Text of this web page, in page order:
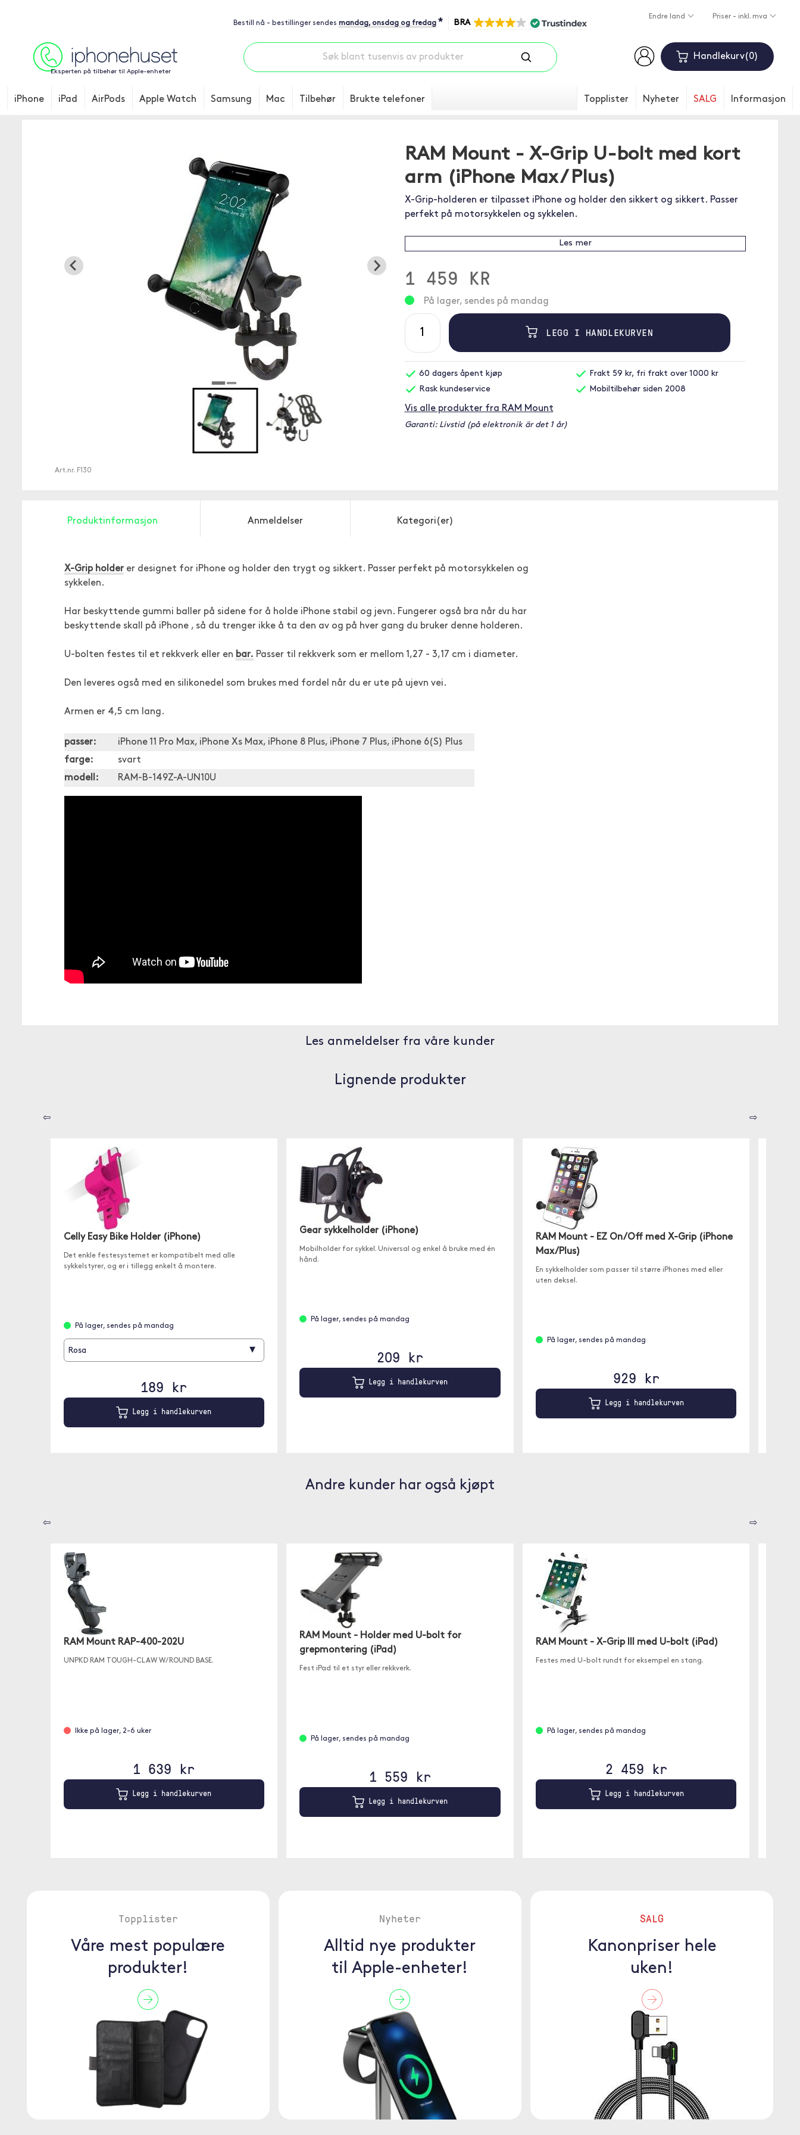
Bestill nå - bestillinger sendes mandag, onsdag og fredag * BRA
Endre land Priser - inkl. mva
Eksperten på tilbehør til Apple-enheter
Handlekurv 0
iPhone iPad AirPods Apple Watch Samsung Mac Tilbehør Brukte telefoner Topplister Nyheter SALG Informasjon
Art.nr. F130
RAM Mount - X-Grip U-bolt med kort
arm (iPhone Max / Plus)
X-Grip-holderen er tilpasset iPhone og holder den sikkert og sikkert. Passer
perfekt på motorsykkelen og sykkelen.
Les mer
1 459 KR
På lager, sendes på mandag
LEGG I HANDLEKURVEN
60 dagers åpent kjøp
Frakt 59 kr, fri frakt over 1000 kr
Rask kundeservice
Mobiltilbehør siden 2008
Vis alle produkter fra RAM Mount
Garanti: Livstid (på elektronik är det 1 år)
Produktinformasjon Anmeldelser Kategori(er)
X-Grip holder er designet for iPhone og holder den trygt og sikkert. Passer perfekt på motorsykkelen og
sykkelen.
Har beskyttende gummi baller på sidene for å holde iPhone stabil og jevn. Fungerer også bra når du har
beskyttende skall på iPhone , så du trenger ikke å ta den av og på hver gang du bruker denne holderen.
U-bolten festes til et rekkverk eller en bar. Passer til rekkverk som er mellom 1,27 - 3,17 cm i diameter.
Den leveres også med en silikonedel som brukes med fordel når du er ute på ujevn vei.
Armen er 4,5 cm lang.
passer:
iPhone 11 Pro Max, iPhone Xs Max, iPhone 8 Plus, iPhone 7 Plus, iPhone 6(S) Plus
farge:
svart
modell:
RAM-B-149Z-A-UN10U
Les anmeldelser fra våre kunder
Lignende produkter
⇦ ⇨
Celly Easy Bike Holder (iPhone)
Det enkle festesystemet er kompatibelt med alle
sykkelstyrer, og er i tillegg enkelt å montere.
På lager, sendes på mandag
Rosa ▾
189 kr
Legg i handlekurven
Gear sykkelholder (iPhone)
Mobilholder for sykkel. Universal og enkel å bruke med én
hånd.
På lager, sendes på mandag
209 kr
Legg i handlekurven
RAM Mount - EZ On/Off med X-Grip (iPhone
Max/Plus)
En sykkelholder som passer til større iPhones med eller
uten deksel.
På lager, sendes på mandag
929 kr
Legg i handlekurven
Andre kunder har også kjøpt
⇦ ⇨
RAM Mount RAP-400-202U
UNPKD RAM TOUGH-CLAW W/ ROUND BASE.
Ikke på lager, 2-6 uker
1 639 kr
Legg i handlekurven
RAM Mount - Holder med U-bolt for
grepmontering (iPad)
Fest iPad til et styr eller rekkverk.
På lager, sendes på mandag
1 559 kr
Legg i handlekurven
RAM Mount - X-Grip III med U-bolt (iPad)
Festes med U-bolt rundt for eksempel en stang.
På lager, sendes på mandag
2 459 kr
Legg i handlekurven
Topplister
Våre mest populære
produkter!
Nyheter
Alltid nye produkter
til Apple-enheter!
SALG
Kanonpriser hele
uken!